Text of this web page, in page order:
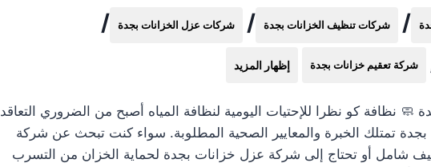
/ شركات تنظيف الخزانات بجدة / شركات عزل الخزانات بجدة /
شركة تعقيم خزانات بجدة إظهار المزيد
نظافة كو نظرا للإحتيات اليومية لنظافة المياه أصبح من الضروري التعاقد
تمتلك الخبرة والمعايير الصحية المطلوبة. سواء كنت تبحث عن شركة
شامل أو تحتاج إلى شركة عزل خزانات بجدة لحماية الخزان من التسرب